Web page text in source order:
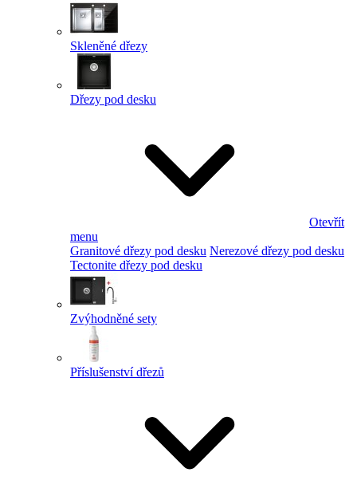
Skleněné dřezy
Dřezy pod desku
Otevřít
menu
Granitové dřezy pod desku Nerezové dřezy pod desku
Tectonite dřezy pod desku
Zvýhodněné sety
Příslušenství dřezů